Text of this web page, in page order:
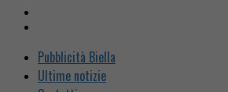
Pubblicità Biella
Ultime notizie